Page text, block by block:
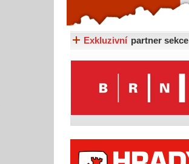
Exkluzivní partner sekce